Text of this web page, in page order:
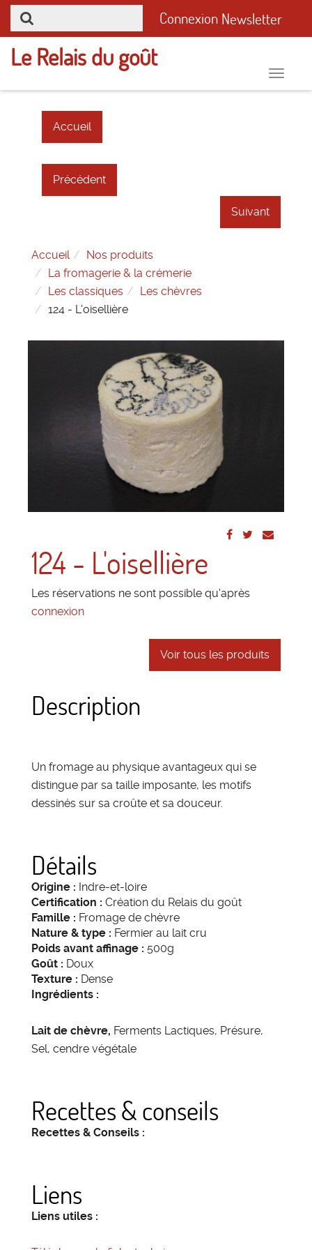
Connexion Newsletter
Toggle
Le Relais du goût
Accueil
Précédent
Suivant
Accueil
Nos produits
La fromagerie & la crémerie
Les classiques
Les chèvres
124 - L'oisellière
124 - L'oisellière
Les réservations ne sont possible qu'après
connexion
Voir tous les produits
Description
Un fromage au physique avantageux qui se
distingue par sa taille imposante, les motifs
dessinés sur sa croûte et sa douceur.
Détails
Origine : Indre-et-loire
Certification : Création du Relais du goût
Famille : Fromage de chèvre
Nature & type : Fermier au lait cru
Poids avant affinage : 500g
Goût : Doux
Texture : Dense
Ingrédients :
Lait de chèvre, Ferments Lactiques, Présure,
Sel, cendre végétale
Recettes & conseils
Recettes & Conseils :
Liens
Liens utiles :